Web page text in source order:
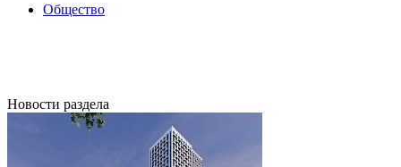
Общество
Новости раздела